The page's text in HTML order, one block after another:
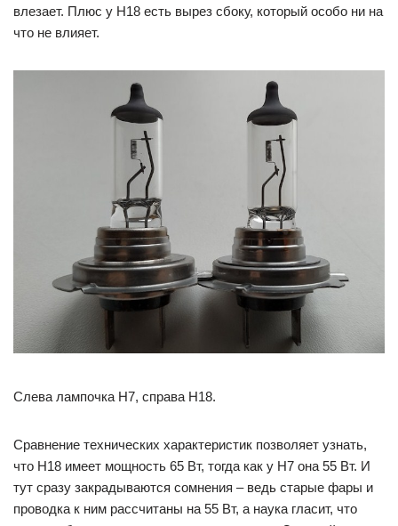
влезает. Плюс у H18 есть вырез сбоку, который особо ни на
что не влияет.
Слева лампочка H7, справа H18.
Сравнение технических характеристик позволяет узнать,
что H18 имеет мощность 65 Вт, тогда как у H7 она 55 Вт. И
тут сразу закрадываются сомнения – ведь старые фары и
проводка к ним рассчитаны на 55 Вт, а наука гласит, что